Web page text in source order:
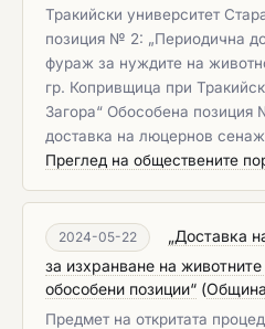
Тракийски университет
позиция № 2: „Периодична
фураж за нуждите на
гр. Копривщица при
Загора“ Обособена позиция
доставка на люцернов
Преглед на обществените
2024-05-22
„Доставка
за изхранване на
обособени позиции“ (
Предмет на откритата